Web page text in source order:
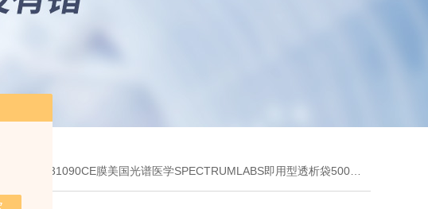
> 131090CE膜美国光谱医学SPECTRUMLABS即用型透析袋500-1000 D 16mm